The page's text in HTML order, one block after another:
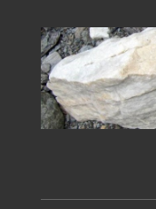
Skip to content